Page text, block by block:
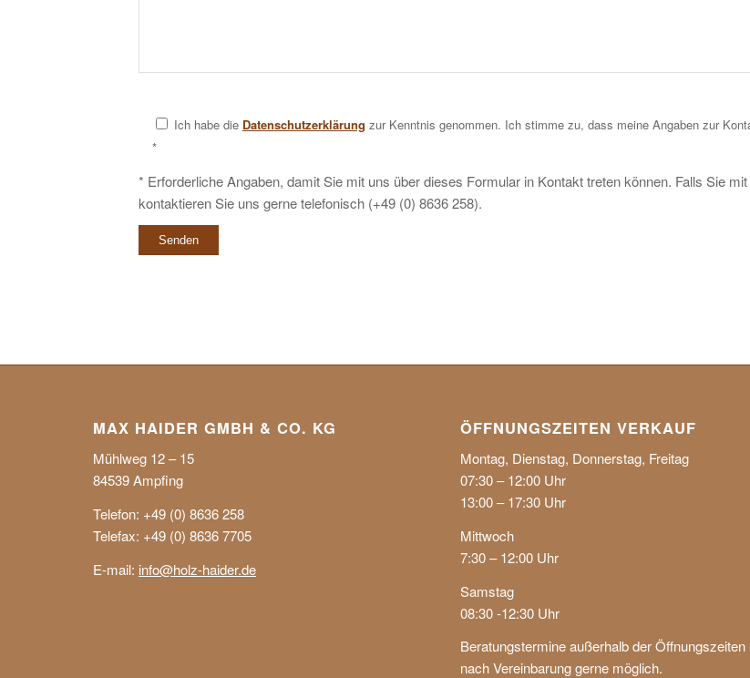
Ich habe die Datenschutzerklärung zur Kenntnis genommen. Ich stimme zu, dass meine Angaben zur
*
* Erforderliche Angaben, damit Sie mit uns über dieses Formular in Kontakt treten können. Falls Sie
kontaktieren Sie uns gerne telefonisch (+49 (0) 8636 258).
MAX HAIDER GMBH & CO. KG
Mühlweg 12 – 15
84539 Ampfing
Telefon: +49 (0) 8636 258
Telefax: +49 (0) 8636 7705
E-mail: info@holz-haider.de
ÖFF­NUNGS­ZEI­TEN VER­KAUF
Montag, Dienstag, Donnerstag, Freitag
07:30 – 12:00 Uhr
13:00 – 17:30 Uhr
Mittwoch
7:30 – 12:00 Uhr
Samstag
08:30 -12:30 Uhr
Be­ratungs­ter­mi­ne außer­halb der Öf­fnungs­zei­ten
nach Verein­barung gerne mög­lich.